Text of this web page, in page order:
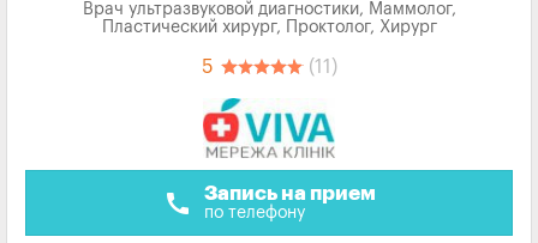
Врач ультразвуковой диагностики, Маммолог,
Пластический хирург, Проктолог, Хирург
5 (11)
call Запись на прием
по телефону